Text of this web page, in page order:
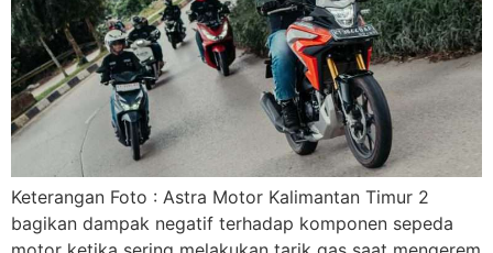
Keterangan Foto : Astra Motor Kalimantan Timur 2
bagikan dampak negatif terhadap komponen sepeda